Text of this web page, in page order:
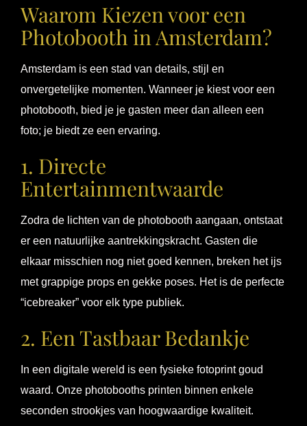
Waarom Kiezen voor een
Photobooth in Amsterdam?
Amsterdam is een stad van details, stijl en
onvergetelijke momenten. Wanneer je kiest voor een
photobooth, bied je je gasten meer dan alleen een
foto; je biedt ze een ervaring.
1. Directe
Entertainmentwaarde
Zodra de lichten van de photobooth aangaan, ontstaat
er een natuurlijke aantrekkingskracht. Gasten die
elkaar misschien nog niet goed kennen, breken het ijs
met grappige props en gekke poses. Het is de perfecte
“icebreaker” voor elk type publiek.
2. Een Tastbaar Bedankje
In een digitale wereld is een fysieke fotoprint goud
waard. Onze photobooths printen binnen enkele
seconden strookjes van hoogwaardige kwaliteit.